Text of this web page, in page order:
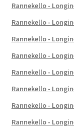
Rannekello -
Rannekello -
Rannekello -
Rannekello -
Rannekello -
Rannekello -
Rannekello -
Rannekello -